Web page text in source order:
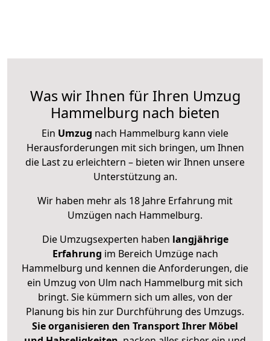
Was wir Ihnen für Ihren Umzug
Hammelburg nach bieten
Ein Umzug nach Hammelburg kann viele
Herausforderungen mit sich bringen, um Ihnen
die Last zu erleichtern – bieten wir Ihnen unsere
Unterstützung an.
Wir haben mehr als 18 Jahre Erfahrung mit
Umzügen nach Hammelburg.
Die Umzugsexperten haben langjährige
Erfahrung im Bereich Umzüge nach
Hammelburg und kennen die Anforderungen, die
ein Umzug von Ulm nach Hammelburg mit sich
bringt. Sie kümmern sich um alles, von der
Planung bis hin zur Durchführung des Umzugs.
Sie organisieren den Transport Ihrer Möbel